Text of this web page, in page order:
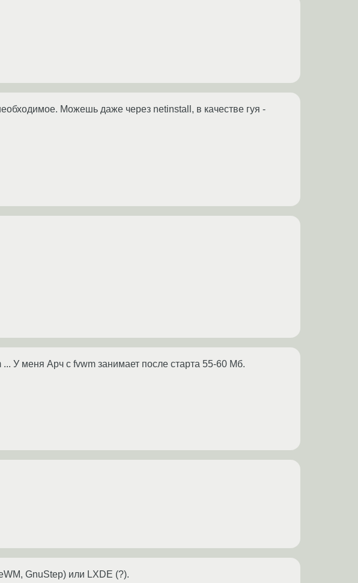
Можешь даже через netinstall, в качестве гуя -
У меня Арч с fvwm занимает после старта 55-60 Мб.
GnuStep) или LXDE (?).